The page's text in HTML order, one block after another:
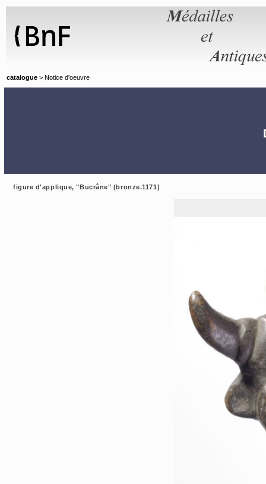
catalogue > Notice d'oeuvre
figure d'applique, "Bucrâne" (bronze.1171)